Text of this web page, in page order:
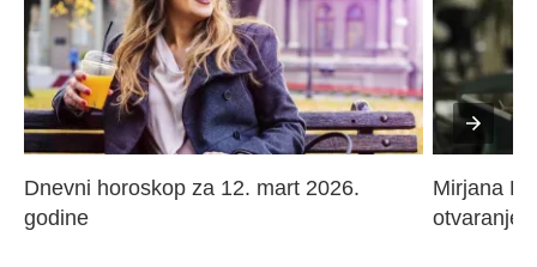
Dnevni horoskop za 12. mart 2026.
godine
Mirjana
otvaranje